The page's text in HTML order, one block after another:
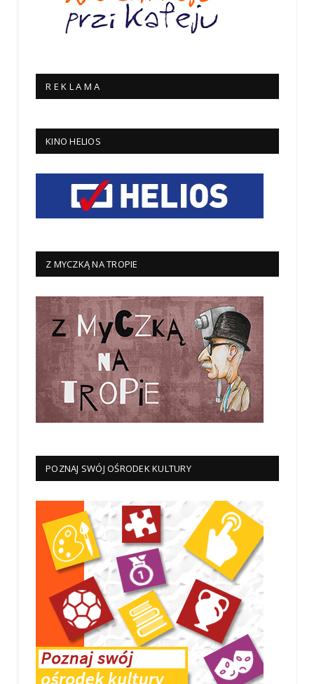
R E K L A M A
KINO HELIOS
Z MYCZKĄ NA TROPIE
POZNAJ SWÓJ OŚRODEK KULTURY